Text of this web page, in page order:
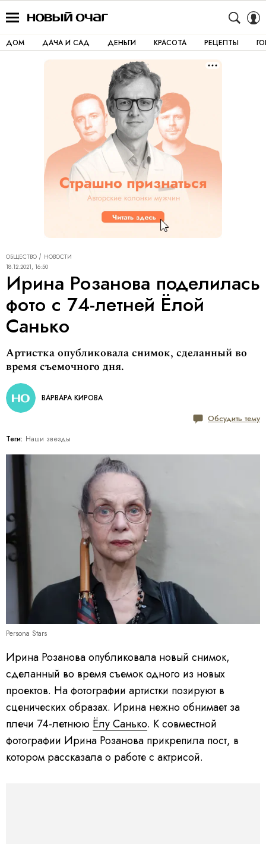
ДОМ ДАЧА И САД ДЕНЬГИ КРАСОТА РЕЦЕПТЫ
ОБЩЕСТВО
НОВОСТИ
18.12.2021, 16:50
Ирина Розанова поделилась
фото с 74-летней Ёлой
Санько
Артистка опубликовала снимок, сделанный во
время съемочного дня.
ВАРВАРА КИРОВА
Обсудить тему
Теги: Наши звезды
Persona Stars
Ирина Розанова опубликовала новый снимок,
сделанный во время съемок одного из новых
проектов. На фотографии артистки позируют в
сценических образах. Ирина нежно обнимает за
плечи 74-летнюю Ёлу Санько. К совместной
фотографии Ирина Розанова прикрепила пост, в
котором рассказала о работе с актрисой.